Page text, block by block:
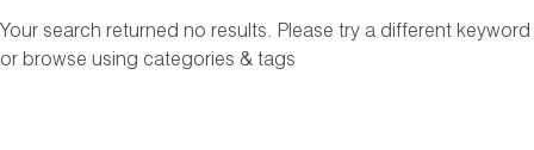
Your search returned no results. Please try a different keyword
or browse using categories & tags